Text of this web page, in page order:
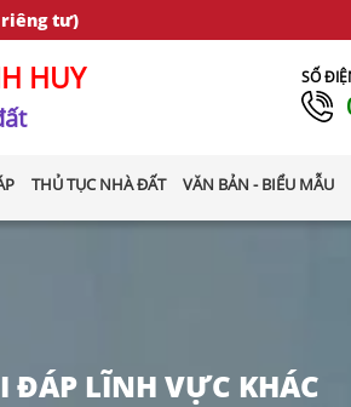
riêng tư)
HUY SỐ
THỦ TỤC NHÀ ĐẤT VĂN BẢN - BIỂU MẪU
ĐÁP LĨNH VỰC KHÁC